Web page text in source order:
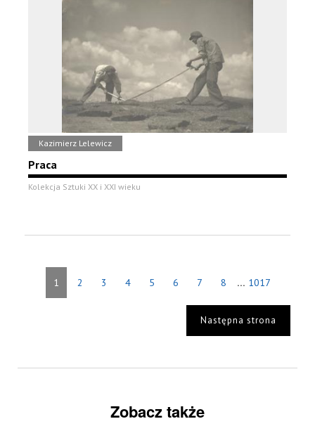
Kazimierz Lelewicz
Praca
Kolekcja Sztuki XX i XXI wieku
1 2 3 4 5 6 7 8 ... 1017
Następna strona
Zobacz także